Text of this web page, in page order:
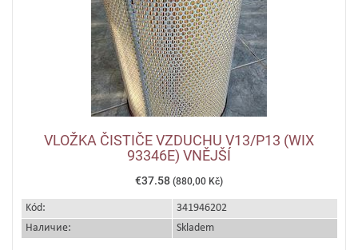
VLOŽKA ČISTIČE VZDUCHU V13/P13 (WIX
93346E) VNĚJŠÍ
€37.58 (880,00 Kč)
Kód:
341946202
Наличие:
Skladem